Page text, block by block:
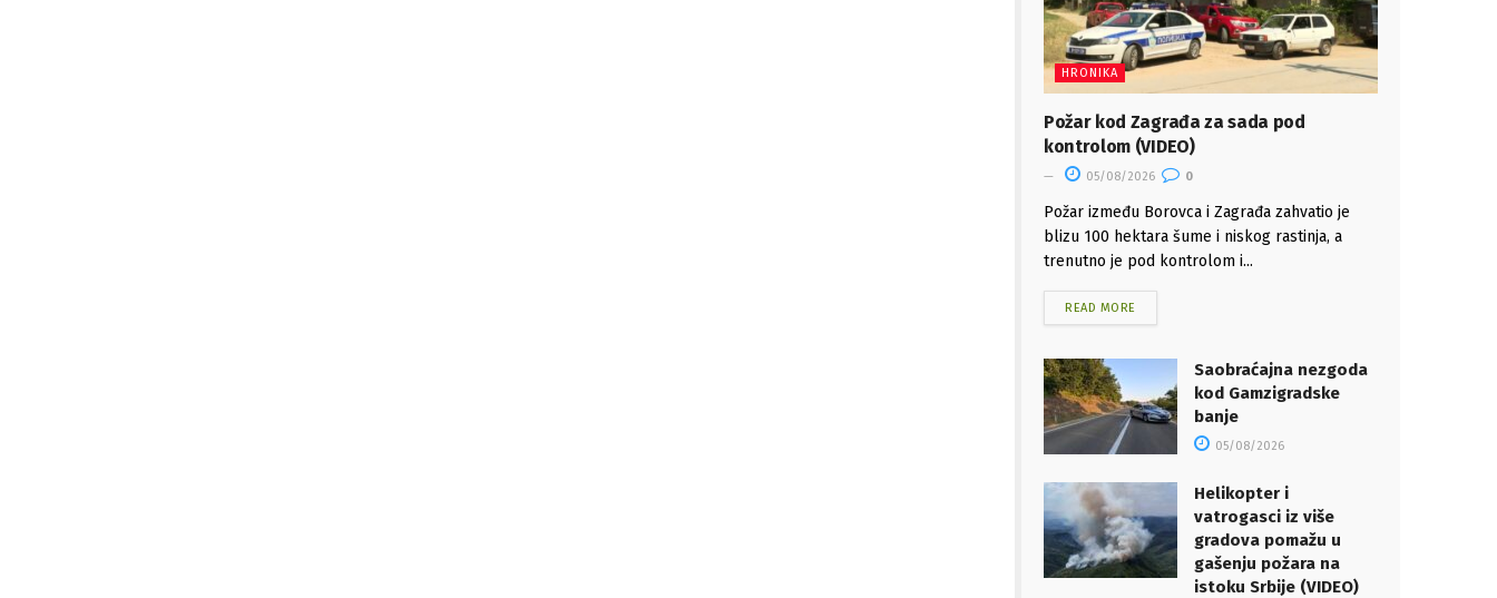
HRONIKA
Požar kod Zagrađa za sada pod
kontrolom (VIDEO)
05/08/2026 0
Požar između Borovca i Zagrađa zahvatio je
blizu 100 hektara šume i niskog rastinja, a
trenutno je pod kontrolom i...
READ MORE
Saobraćajna nezgoda
kod Gamzigradske
banje
05/08/2026
Helikopter i
vatrogasci iz više
gradova pomažu u
gašenju požara na
istoku Srbije (VIDEO)